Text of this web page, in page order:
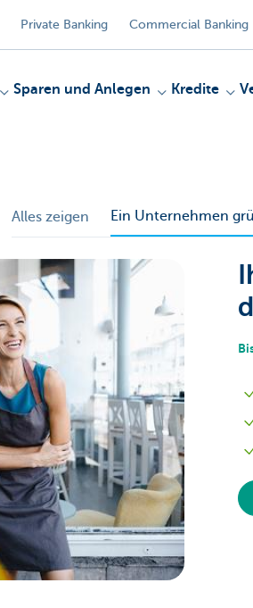
Private Banking Commercial Banking
Sparen und Anlegen Kredite
Alles zeigen Ein Unternehmen